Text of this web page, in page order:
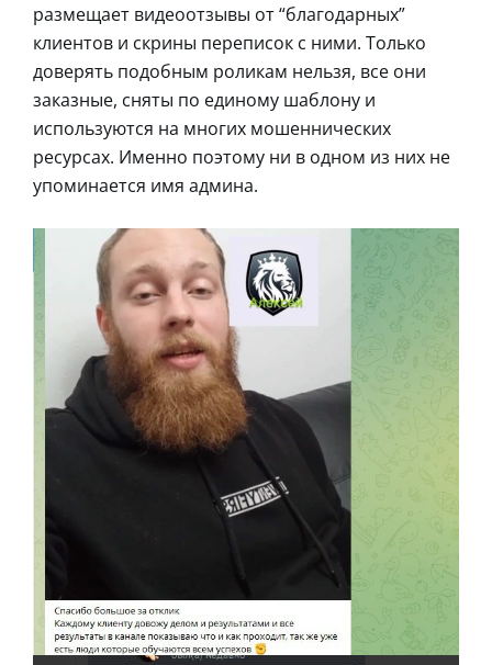
размещает видеоотзывы от “благодарных”
клиентов и скрины переписок с ними. Только
доверять подобным роликам нельзя, все они
заказные, сняты по единому шаблону и
используются на многих мошеннических
ресурсах. Именно поэтому ни в одном из них не
упоминается имя админа.